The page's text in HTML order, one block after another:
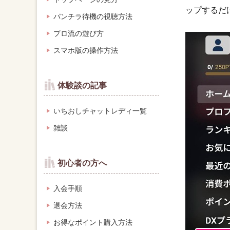
ップするだ
パンチラ待機の視聴方法
プロ流の遊び方
スマホ版の操作方法
体験談の記事
いちおしチャットレディ一覧
雑談
初心者の方へ
入会手順
退会方法
お得なポイント購入方法